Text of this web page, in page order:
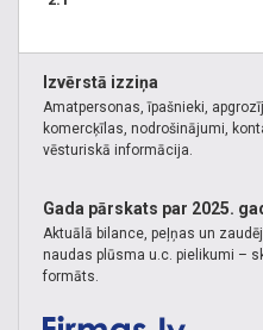
Izvērstā izziņa
Amatpersonas, īpašnieki,
komercķīlas, nodrošinājumi,
vēsturiskā informācija.
Gada pārskats par 2025.
Aktuālā bilance, peļņas un
naudas plūsma u.c. pielikumi –
formāts.